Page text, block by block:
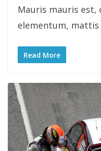
Mauris mauris est,
elementum, mattis
Read More